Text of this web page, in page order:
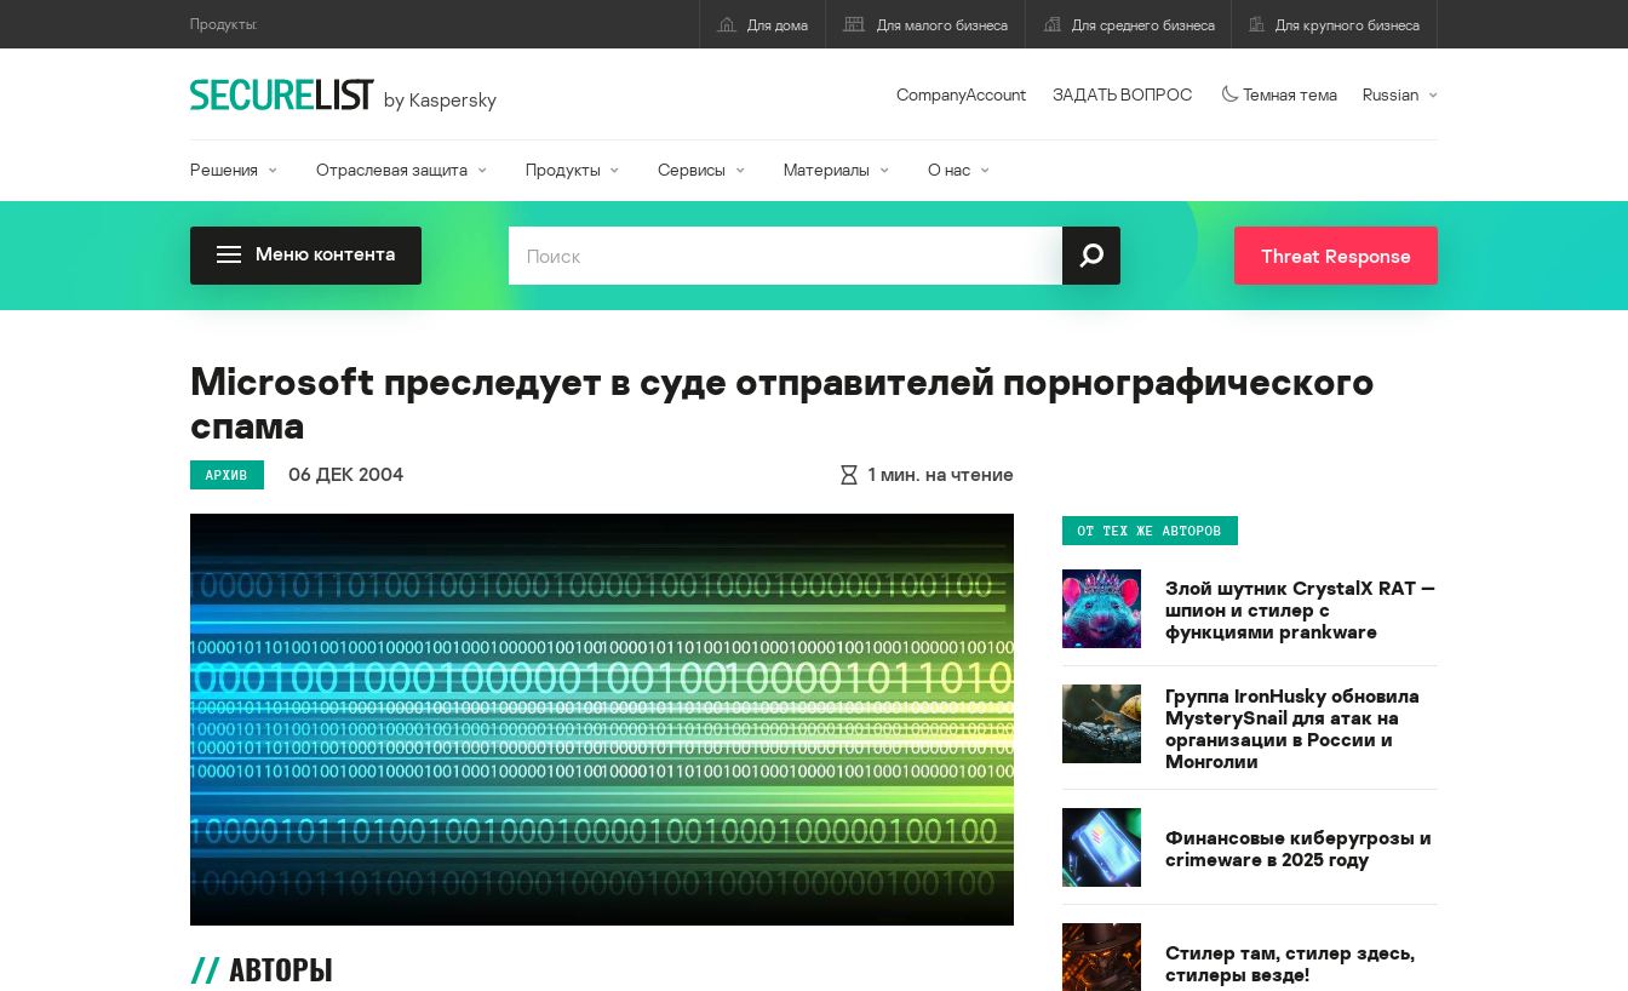
Продукты: Для дома Для малого бизнеса Для среднего бизнеса Для крупного бизнеса
by Kaspersky CompanyAccount ЗАДАТЬ ВОПРОС Темная тема Russian
Решения Отраслевая защита Продукты Сервисы Материалы О нас
Меню контента Threat Response
Microsoft преследует в суде отправителей порнографического
спама
АРХИВ 06 ДЕК 2004 1 мин. на чтение
АВТОРЫ
ОТ ТЕХ ЖЕ АВТОРОВ
Злой шутник CrystalX RAT —
шпион и стилер с
функциями prankware
Группа IronHusky обновила
MysterySnail для атак на
организации в России и
Монголии
Финансовые киберугрозы и
crimeware в 2025 году
Стилер там, стилер здесь,
стилеры везде!